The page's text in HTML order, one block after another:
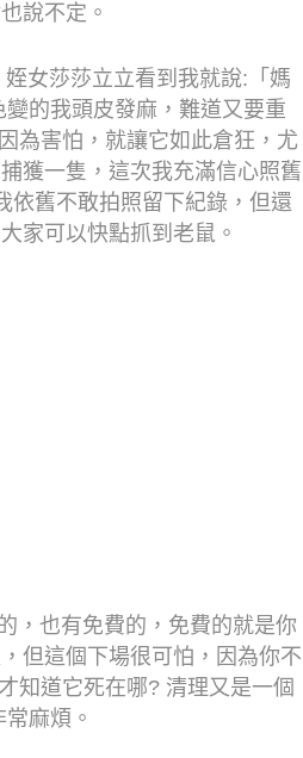
說不定。
女莎莎立立看到我就說: 「媽
變的我頭皮發麻，難道又要重
為害怕，就讓它如此倉狂，尤
獲一隻，這次我充滿信心照舊
依舊不敢拍照留下紀錄，但還
家可以快點抓到老鼠。
，也有免費的，免費的就是你
但這個下場很可怕，因為你不
知道它死在哪? 清理又是一個
麻煩。